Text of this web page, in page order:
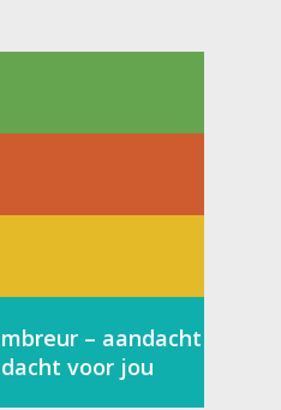
– aandacht
voor jou